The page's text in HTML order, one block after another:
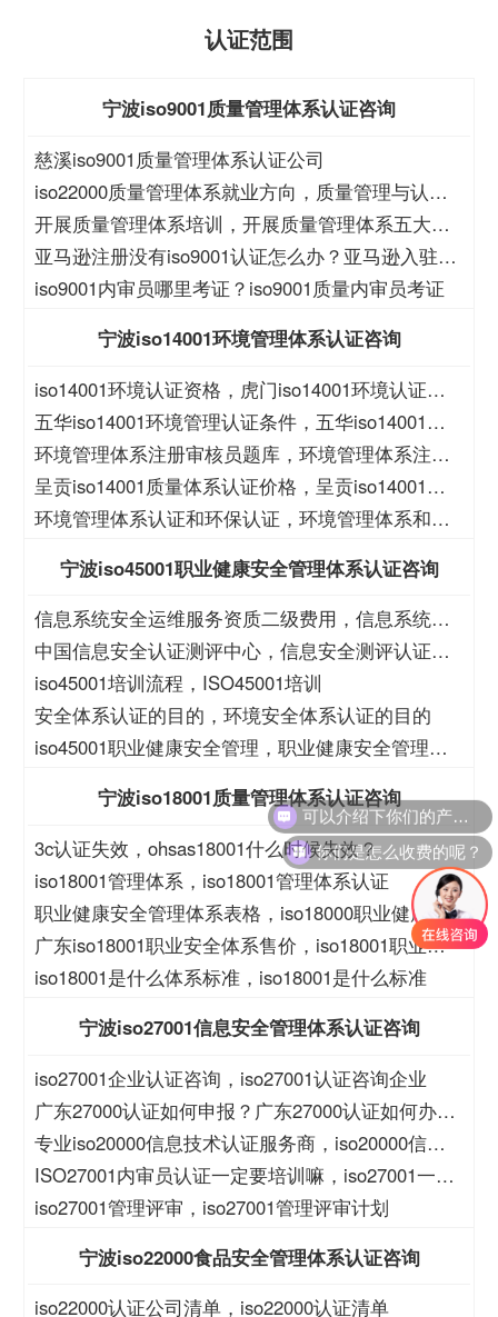
认证范围
宁波iso9001质量管理体系认证咨询
慈溪iso9001质量管理体系认证公司
iso22000质量管理体系就业方向，质量管理与认证
就业方向
开展质量管理体系培训，开展质量管理体系五大过
程培训
亚马逊注册没有iso9001认证怎么办？亚马逊入驻没
有iso9001怎么办？
iso9001内审员哪里考证？iso9001质量内审员考证
宁波iso14001环境管理体系认证咨询
iso14001环境认证资格，虎门iso14001环境认证资
格
五华iso14001环境管理认证条件，五华iso14001环
境管理认证价格
环境管理体系注册审核员题库，环境管理体系注册
审核员考试题库
呈贡iso14001质量体系认证价格，呈贡iso14001质
量体系认证
环境管理体系认证和环保认证，环境管理体系和环
宁波iso45001职业健康安全管理体系认证咨询
信息系统安全运维服务资质二级费用，信息系统安
全运维服务资质二级
中国信息安全认证测评中心，信息安全测评认证中
心
iso45001培训流程，ISO45001培训
安全体系认证的目的，环境安全体系认证的目的
iso45001职业健康安全管理，职业健康安全管理
宁波iso18001质量管理体系认证咨询
3c认证失效，ohsas18001什么时候失效？
iso18001管理体系，iso18001管理体系认证
职业健康安全管理体系表格，iso18000职业健康安
全管理体系表格
广东iso18001职业安全体系售价，iso18001职业安
全体系售价
iso18001是什么体系标准，iso18001是什么标准
宁波iso27001信息安全管理体系认证咨询
iso27001企业认证咨询，iso27001认证咨询企业
广东27000认证如何申报？广东27000认证如何办
理？
专业iso20000信息技术认证服务商，iso20000信息
技术认证服务商
ISO27001内审员认证一定要培训嘛，iso27001一定
要培训么？
iso27001管理评审，iso27001管理评审计划
宁波iso22000食品安全管理体系认证咨询
iso22000认证公司清单，iso22000认证清单
你们是怎么收费的呢？